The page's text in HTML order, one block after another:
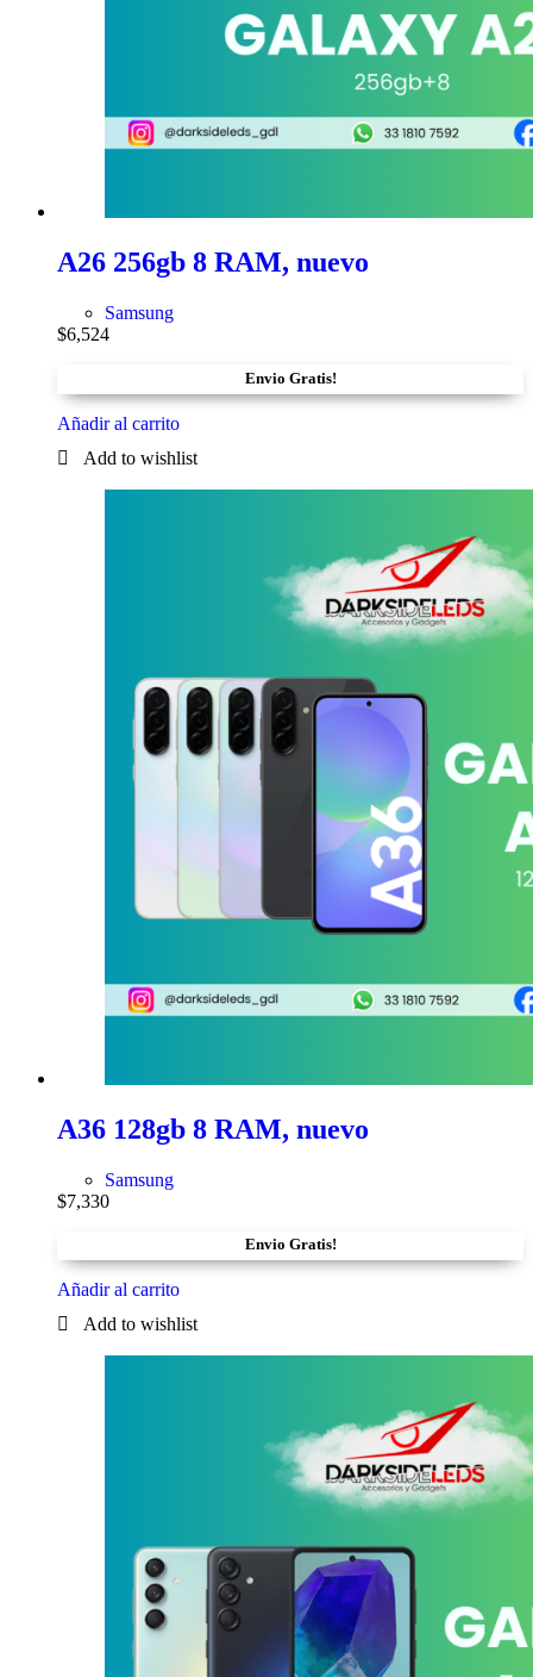
A26 256gb 8 RAM, nuevo
Samsung
$6,524
Envio Gratis!
Añadir al carrito
A36 128gb 8 RAM, nuevo
Samsung
$7,330
Envio Gratis!
Añadir al carrito